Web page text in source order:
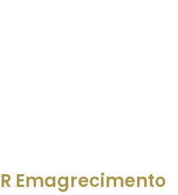
Emagrecimento